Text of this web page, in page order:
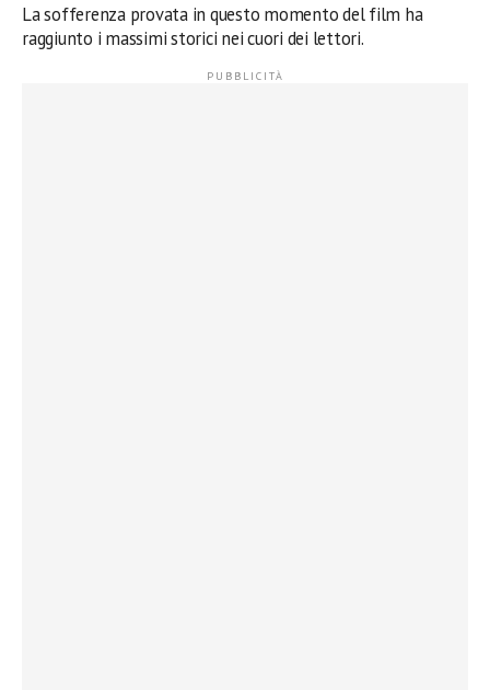
La sofferenza provata in questo momento del film ha
raggiunto i massimi storici nei cuori dei lettori.